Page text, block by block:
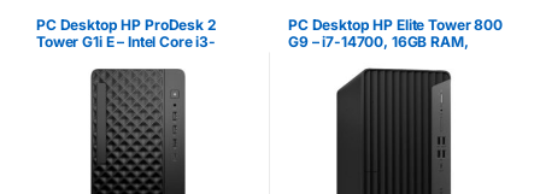
PC Desktop HP ProDesk 2
Tower G1i E – Intel Core i3-
PC Desktop HP Elite Tower 800
G9 – i7-14700, 16GB RAM,